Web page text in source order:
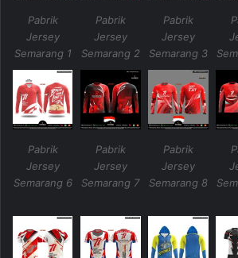
Pabrik
Jersey
Semarang 1
Pabrik
Jersey
Semarang 2
Pabrik
Jersey
Semarang 3
Pabrik
Jersey
Semarang 6
Pabrik
Jersey
Semarang 7
Pabrik
Jersey
Semarang 8